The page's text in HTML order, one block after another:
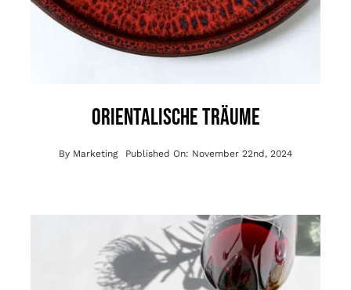
Orientalische Träume
By Marketing Published On: November 22nd, 2024